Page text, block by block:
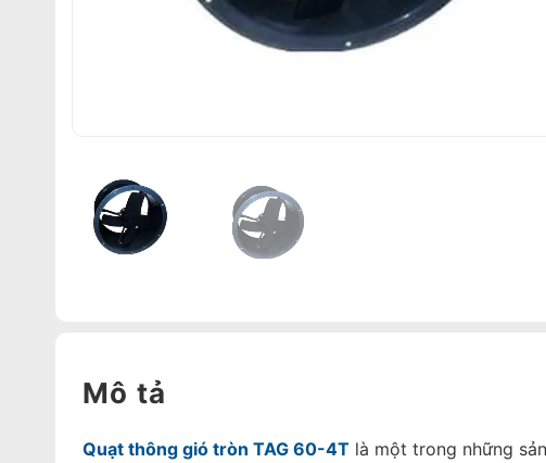
Mô tả
Quạt thông gió tròn TAG 60-4Tlà một trong những